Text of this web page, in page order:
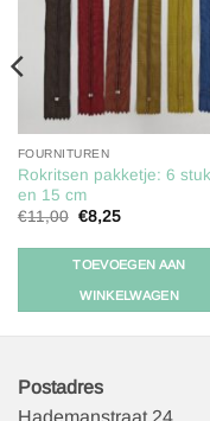
FOURNITUREN
Rokritsen pakketje: 6
en 15 cm
€11,00 Oorspronkelijke
was:
€11,00.
€8,25Huidige
is:
€8,25.
TOEVOEGEN AAN
WINKELWAGEN
Postadres
Hademanstraat 24